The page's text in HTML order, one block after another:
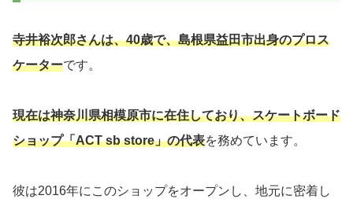
寺井裕次郎さんは、40歳で、島根県益田市出身のプロス
ケーターです。
現在は神奈川県相模原市に在住しており、スケートボード
ショップ「ACT sb store」の代表を務めています。
彼は2016年にこのショップをオープンし、地元に密着し